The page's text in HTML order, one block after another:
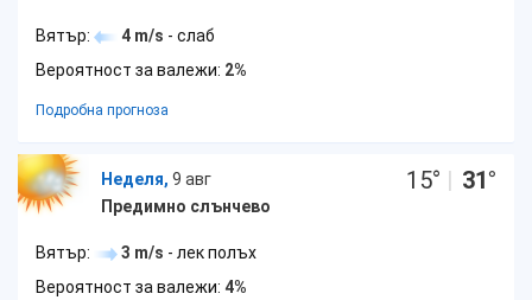
Вятър: 4 m/s - слаб
Вероятност за валежи: 2%
Подробна прогноза
Неделя, 9 авг
Предимно слънчево
15° | 31°
Вятър: 3 m/s - лек полъх
Вероятност за валежи: 4%